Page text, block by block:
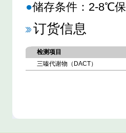
●储存条件：2-8℃
订货信息
检测项目
三嗪代谢物（DACT）